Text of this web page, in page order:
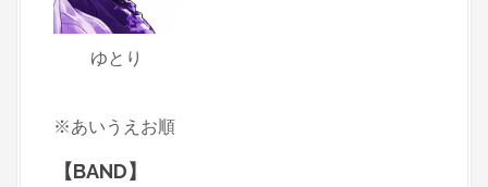
ゆとり
※あいうえお順
【BAND】